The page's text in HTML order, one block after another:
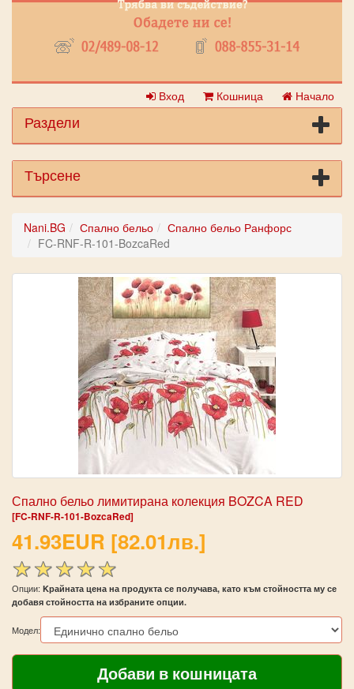
Вход Кошница Начало
Раздели
Търсене
Nani.BG Спално бельо
Спално бельо Ранфорс
FC-RNF-R-101-BozcaRed
Спално бельо лимитирана колекция BOZCA RED
[FC-RNF-R-101-BozcaRed]
41.93EUR [82.01лв.]
Опции: Kрайната цена на продукта се получава, като към стойността му се
добавя стойността на избраните опции.
Модел: